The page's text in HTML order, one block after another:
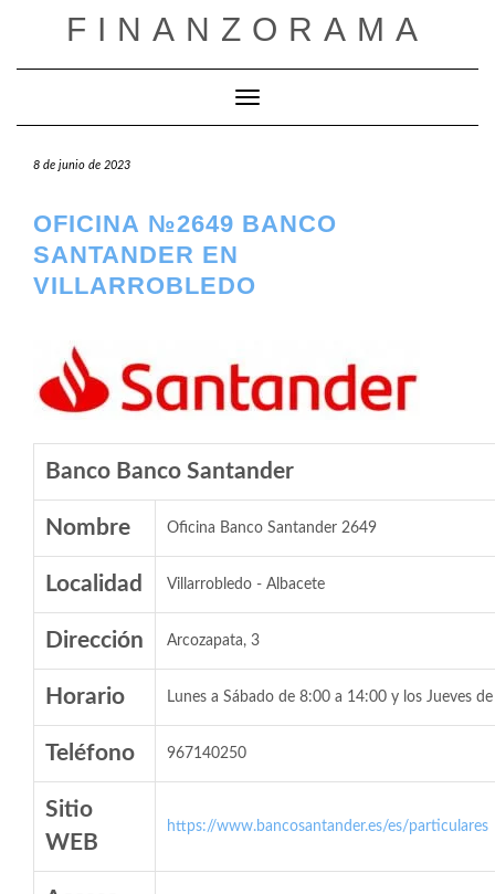
FINANZORAMA
Cambiar modo de navegación
8 de junio de 2023
OFICINA №2649 BANCO
SANTANDER EN
VILLARROBLEDO
Banco Banco Santander
Nombre Oficina Banco Santander 2649
Localidad Villarrobledo - Albacete
Dirección Arcozapata, 3
Horario Lunes a Sábado de 8:00 a 14:00 y los Jueves
Teléfono 967140250
Sitio
WEB
https://www.bancosantander.es/es/particulares